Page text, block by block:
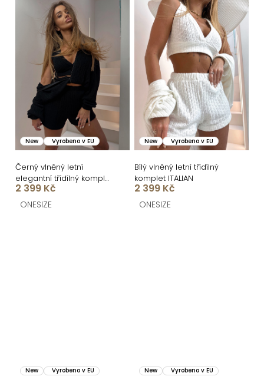
New Vyrobeno v EU
Černý vlněný letní
elegantní třídílný komplet
ITALIAN
2 399 Kč
ONESIZE
New Vyrobeno v EU
Bílý vlněný letní třídílný
komplet ITALIAN
2 399 Kč
ONESIZE
New Vyrobeno v EU New Vyrobeno v EU